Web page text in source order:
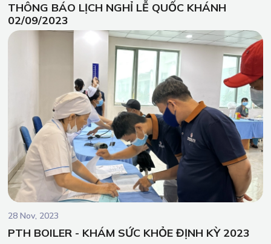
THÔNG BÁO LỊCH NGHỈ LỄ QUỐC KHÁNH
02/09/2023
28 Nov, 2023
PTH BOILER - KHÁM SỨC KHỎE ĐỊNH KỲ 2023